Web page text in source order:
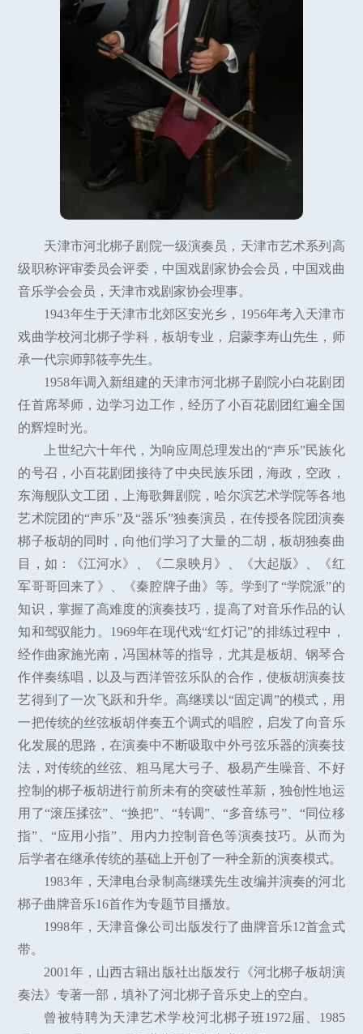
天津市河北梆子剧院一级演奏员，天津市艺术系列高
级职称评审委员会评委，中国戏剧家协会会员，中国戏曲
音乐学会会员，天津市戏剧家协会理事。
1943年生于天津市北郊区安光乡，1956年考入天津市
戏曲学校河北梆子学科，板胡专业，启蒙李寿山先生，师
承一代宗师郭筱亭先生。
1958年调入新组建的天津市河北梆子剧院小白花剧团
任首席琴师，边学习边工作，经历了小百花剧团红遍全国
的辉煌时光。
上世纪六十年代，为响应周总理发出的“声乐”民族化
的号召，小百花剧团接待了中央民族乐团，海政，空政，
东海舰队文工团，上海歌舞剧院，哈尔滨艺术学院等各地
艺术院团的“声乐”及“器乐”独奏演员，在传授各院团演奏
梆子板胡的同时，向他们学习了大量的二胡，板胡独奏曲
目，如：《江河水》、《二泉映月》、《大起版》、《红
军哥哥回来了》、《秦腔牌子曲》等。学到了“学院派”的
知识，掌握了高难度的演奏技巧，提高了对音乐作品的认
知和驾驭能力。1969年在现代戏“红灯记”的排练过程中，
经作曲家施光南，冯国林等的指导，尤其是板胡、钢琴合
作伴奏练唱，以及与西洋管弦乐队的合作，使板胡演奏技
艺得到了一次飞跃和升华。高继璞以“固定调”的模式，用
一把传统的丝弦板胡伴奏五个调式的唱腔，启发了向音乐
化发展的思路，在演奏中不断吸取中外弓弦乐器的演奏技
法，对传统的丝弦、粗马尾大弓子、极易产生噪音、不好
控制的梆子板胡进行前所未有的突破性革新，独创性地运
用了“滚压揉弦”、“换把”、“转调”、“多音练弓”、“同位移
指”、“应用小指”、用内力控制音色等演奏技巧。从而为
后学者在继承传统的基础上开创了一种全新的演奏模式。
1983年，天津电台录制高继璞先生改编并演奏的河北
梆子曲牌音乐16首作为专题节目播放。
1998年，天津音像公司出版发行了曲牌音乐12首盒式
带。
2001年，山西古籍出版社出版发行《河北梆子板胡演
奏法》专著一部，填补了河北梆子音乐史上的空白。
曾被特聘为天津艺术学校河北梆子班1972届、1985